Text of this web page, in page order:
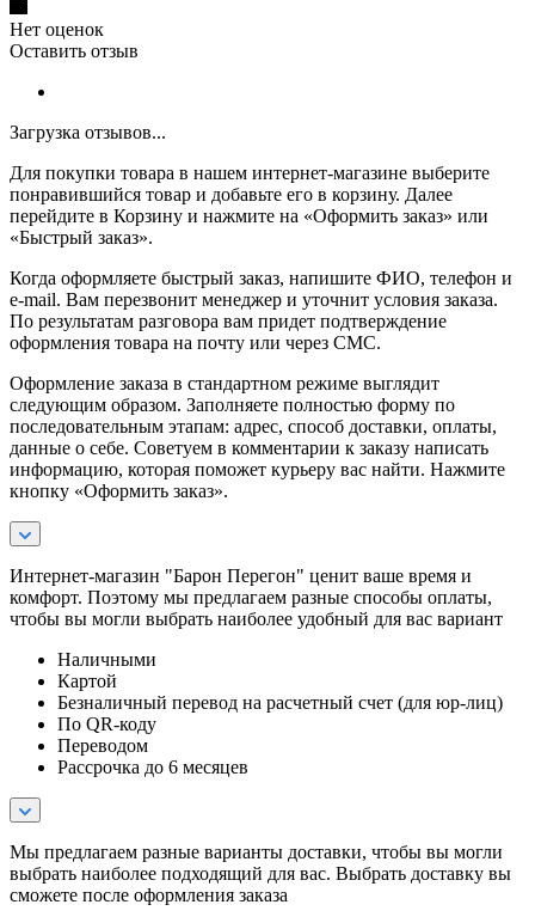
Нет оценок
Оставить отзыв
Загрузка отзывов...
Для покупки товара в нашем интернет-магазине выберите
понравившийся товар и добавьте его в корзину. Далее
перейдите в Корзину и нажмите на «Оформить заказ» или
«Быстрый заказ».
Когда оформляете быстрый заказ, напишите ФИО, телефон и
e-mail. Вам перезвонит менеджер и уточнит условия заказа.
По результатам разговора вам придет подтверждение
оформления товара на почту или через СМС.
Оформление заказа в стандартном режиме выглядит
следующим образом. Заполняете полностью форму по
последовательным этапам: адрес, способ доставки, оплаты,
данные о себе. Советуем в комментарии к заказу написать
информацию, которая поможет курьеру вас найти. Нажмите
кнопку «Оформить заказ».
Интернет-магазин "Барон Перегон" ценит ваше время и
комфорт. Поэтому мы предлагаем разные способы оплаты,
чтобы вы могли выбрать наиболее удобный для вас вариант
Наличными
Картой
Безналичный перевод на расчетный счет (для юр-лиц)
По QR-коду
Переводом
Рассрочка до 6 месяцев
Мы предлагаем разные варианты доставки, чтобы вы могли
выбрать наиболее подходящий для вас. Выбрать доставку вы
сможете после оформления заказа